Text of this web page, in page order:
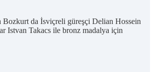
da İsviçreli güreşçi Delian Hossein
Istvan Takacs ile bronz madalya için